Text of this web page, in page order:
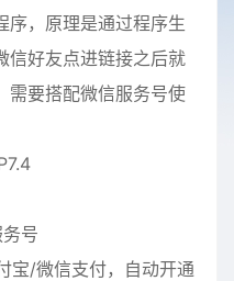
序，原理是通过程序生
信好友点进链接之后就
需要搭配微信服务号使
号
宝/微信支付，自动开通